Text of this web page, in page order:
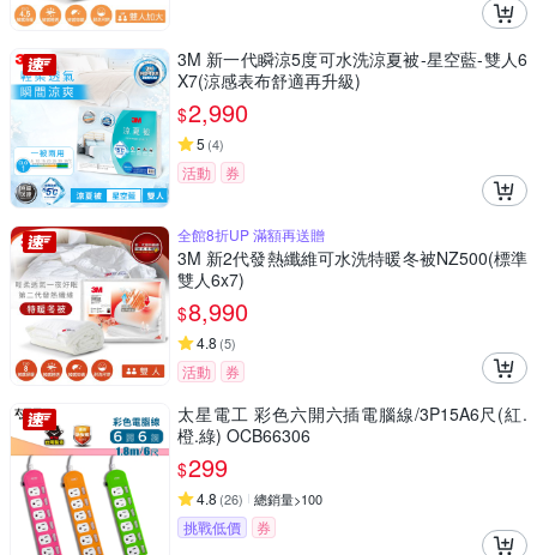
3M 新一代瞬涼5度可水洗涼夏被-星空藍-雙人6
X7(涼感表布舒適再升級)
$2,990
5 (4)
活動 券
全館8折UP 滿額再送贈
3M 新2代發熱纖維可水洗特暖冬被NZ500(標準
雙人6x7)
$8,990
4.8 (5)
活動 券
太星電工 彩色六開六插電腦線/3P15A6尺(紅.
橙.綠) OCB66306
$299
4.8 (26) 總銷量>100
挑戰低價 券